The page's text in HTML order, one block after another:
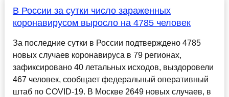
В России за сутки число зараженных
коронавирусом выросло на 4785 человек
За последние сутки в России подтверждено 4785
новых случаев коронавируса в 79 регионах,
зафиксировано 40 летальных исходов, выздоровели
467 человек, сообщает федеральный оперативный
штаб по COVID-19. В Москве 2649 новых случаев, в